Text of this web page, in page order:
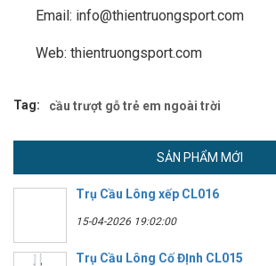
Email: info@thientruongsport.com
Web: thientruongsport.com
Tag: cầu trượt gỗ trẻ em ngoài trời
SẢN PHẨM MỚI
Trụ Cầu Lông xếp CL016
15-04-2026 19:02:00
Trụ Cầu Lông Cố ĐỊnh CL015